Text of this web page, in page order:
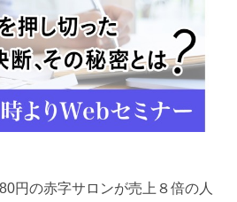
円の赤字サロンが売上８倍の人